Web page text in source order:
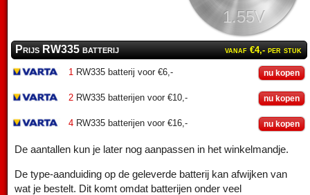
1.55V
Prijs RW335 batterij vanaf €4,- per stuk
1 RW335 batterij voor €6,- nu kopen
2 RW335 batterijen voor €10,- nu kopen
4 RW335 batterijen voor €16,- nu kopen
De aantallen kun je later nog aanpassen in het winkelmandje.
De type-aanduiding op de geleverde batterij kan afwijken van
wat je bestelt. Dit komt omdat batterijen onder veel